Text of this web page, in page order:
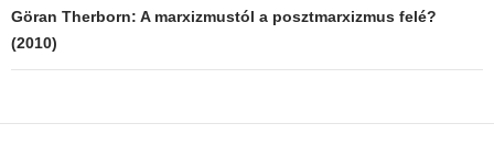
Göran Therborn: A marxizmustól a posztmarxizmus felé?
(2010)